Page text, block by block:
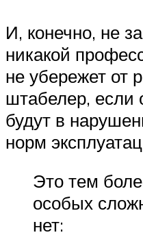
И, конечно, не
никакой
не убережет от
штабелер, если
будут в
норм
Это тем
особых
нет: